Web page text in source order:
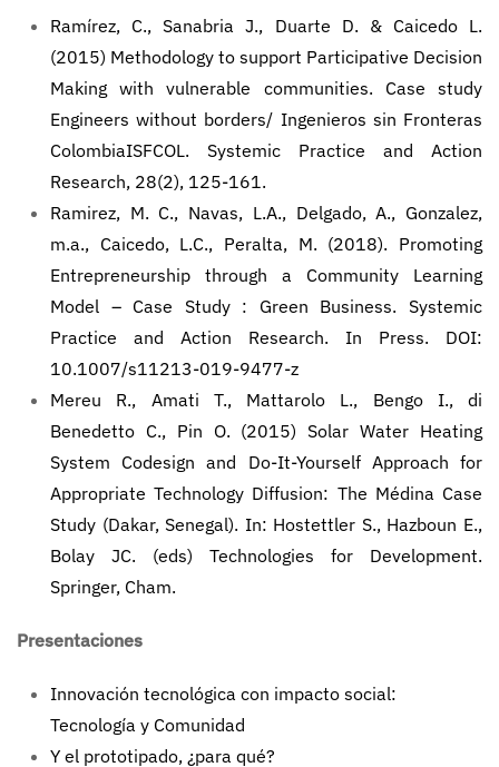
Ramírez, C., Sanabria J., Duarte D. & Caicedo L.
(2015) Methodology to support Participative Decision
Making with vulnerable communities. Case study
Engineers without borders/ Ingenieros sin Fronteras
ColombiaISFCOL. Systemic Practice and Action
Research, 28(2), 125-161.
Ramirez, M. C., Navas, L.A., Delgado, A., Gonzalez,
m.a., Caicedo, L.C., Peralta, M. (2018). Promoting
Entrepreneurship through a Community Learning
Model – Case Study : Green Business. Systemic
Practice and Action Research. In Press. DOI:
10.1007/s11213-019-9477-z
Mereu R., Amati T., Mattarolo L., Bengo I., di
Benedetto C., Pin O. (2015) Solar Water Heating
System Codesign and Do-It-Yourself Approach for
Appropriate Technology Diffusion: The Médina Case
Study (Dakar, Senegal). In: Hostettler S., Hazboun E.,
Bolay JC. (eds) Technologies for Development.
Springer, Cham.
Presentaciones
Innovación tecnológica con impacto social:
Tecnología y Comunidad
Y el prototipado, ¿para qué?